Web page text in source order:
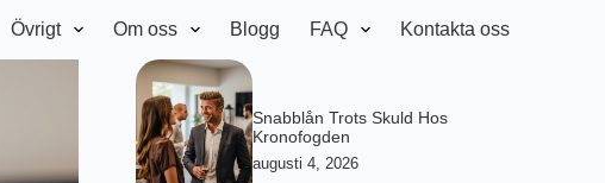
Övrigt Om oss Blogg FAQ Kontakta oss
Snabblån Trots Skuld Hos
Kronofogden
augusti 4, 2026